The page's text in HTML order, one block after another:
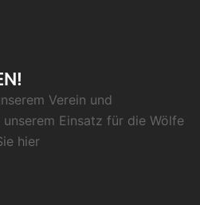
Verein und
Einsatz für die Wölfe
hier